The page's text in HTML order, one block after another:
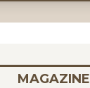
MAGAZINE